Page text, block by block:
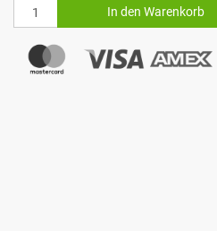
In den Warenkorb